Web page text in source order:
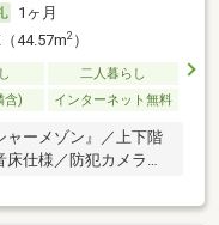
1ヶ月
44.57m2）
二人暮らし
含) インターネット無料
ャーメゾン』／上下階
仕様／防犯カメラ・